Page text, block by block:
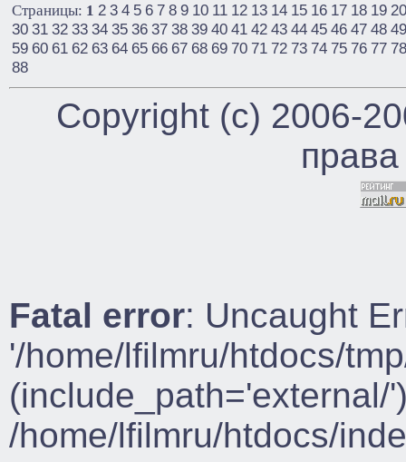
Страницы: 1 2 3 4 5 6 7 8 9 10 11 12 13 14 15 16 17 18 19 20
30 31 32 33 34 35 36 37 38 39 40 41 42 43 44 45 46 47 48 49
59 60 61 62 63 64 65 66 67 68 69 70 71 72 73 74 75 76 77 78
88
Copyright (c) 2006-
Fatal error: Uncaught
'/home/lfilmru/htdocs/
(include_path='external/
/home/lfilmru/htdocs/